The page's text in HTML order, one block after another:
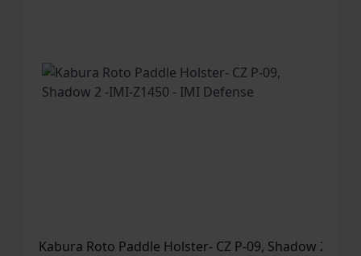
Kabura Roto Paddle Holster- CZ P-09, Shadow 2 -